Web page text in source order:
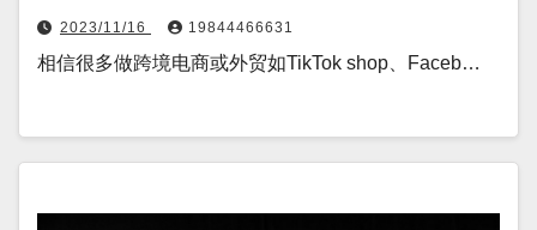
2023/11/16 19844466631
相信很多做跨境电商或外贸如TikTok shop、Faceb…